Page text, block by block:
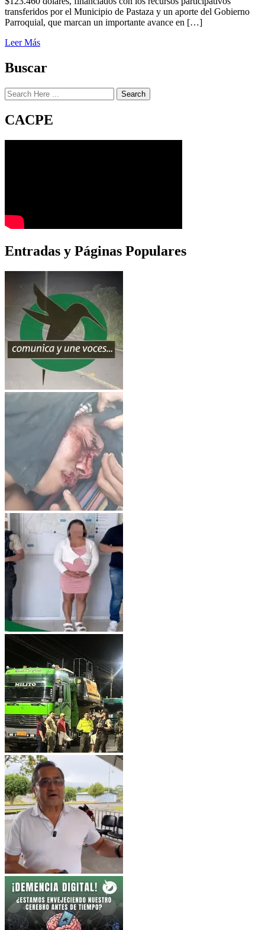
transferidos por el Municipio de Pastaza y un aporte del Gobierno
Parroquial, que marcan un importante avance en […]
Leer Más
Buscar
Search
CACPE
Entradas y Páginas Populares